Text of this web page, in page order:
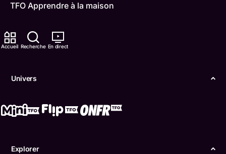
Accueil Recherche En direct
Univers
Explorer
TFO Apprendre à la maison
Comment nous capter
ONFR
Conditions d'utilisation